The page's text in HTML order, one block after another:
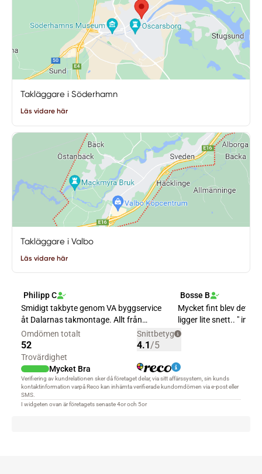
Takläggare i Söderhamn
Läs vidare här
Takläggare i Valbo
Läs vidare här